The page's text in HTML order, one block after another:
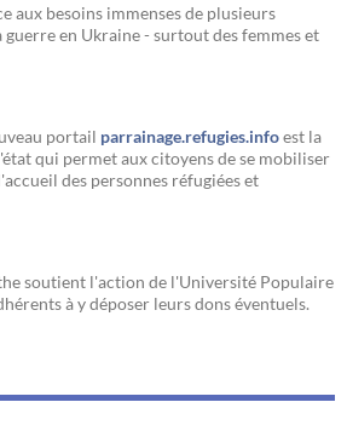
aux besoins immenses de plusieurs
en Ukraine - surtout des femmes et
portail parrainage.refugies.infoest la
qui permet aux citoyens de se mobiliser
des personnes réfugiées et
soutient l'action de l'Université Populaire
à y déposer leurs dons éventuels.